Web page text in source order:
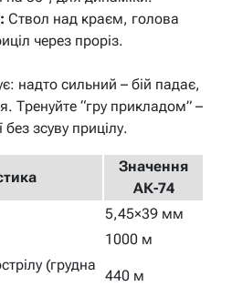
Ствол над краєм, голова
через проріз.
надто сильний – бій падає,
Тренуйте “гру прикладом” –
без зсуву прицілу.
Значення
АК-74
5,45×39 мм
1000 м
(грудна
440 м